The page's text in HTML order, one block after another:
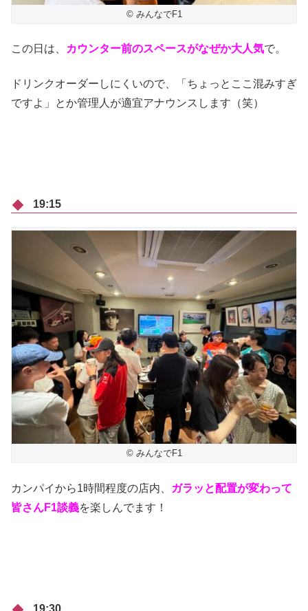
© みんなでF1
この日は、 カウンター前のスペースがなぜか大人気で。
ドリンクオーダーしにくいので、「ちょっとここ混みすぎ
ですよ」とか管理人が適宜アナウンスします（笑）
19:15
© みんなでF1
カンパイから1時間程度の店内、
ガラッと配置が変わって
皆さんF1談義を楽しんでます！
19:30